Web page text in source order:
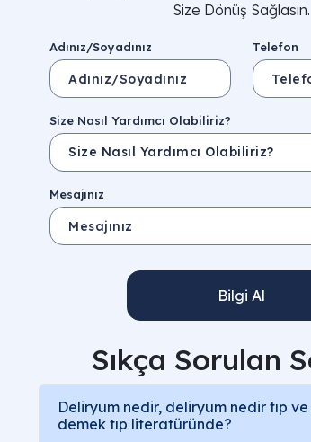
Size Dönüş Sağlasın.
Adınız/Soyadınız Telefon
Size Nasıl Yardımcı Olabiliriz?
Mesajınız
Bilgi Al
Sıkça Sorulan
Deliryum nedir, deliryum nedir tıp
demek tıp literatüründe?